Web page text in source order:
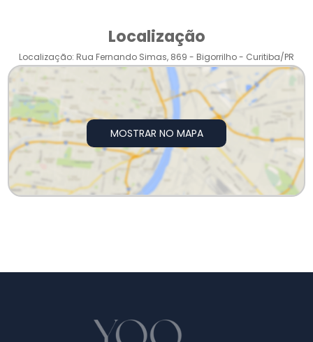
Localização
Localização: Rua Fernando Simas, 869 - Bigorrilho - Curitiba/PR
MOSTRAR NO MAPA